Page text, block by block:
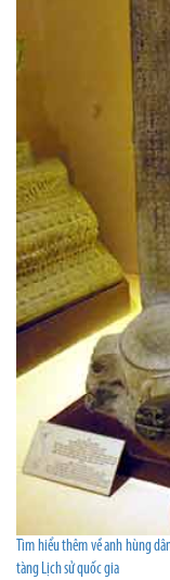
Tìm hiểu thêm về anh hùng
tàng Lịch sử quốc gia